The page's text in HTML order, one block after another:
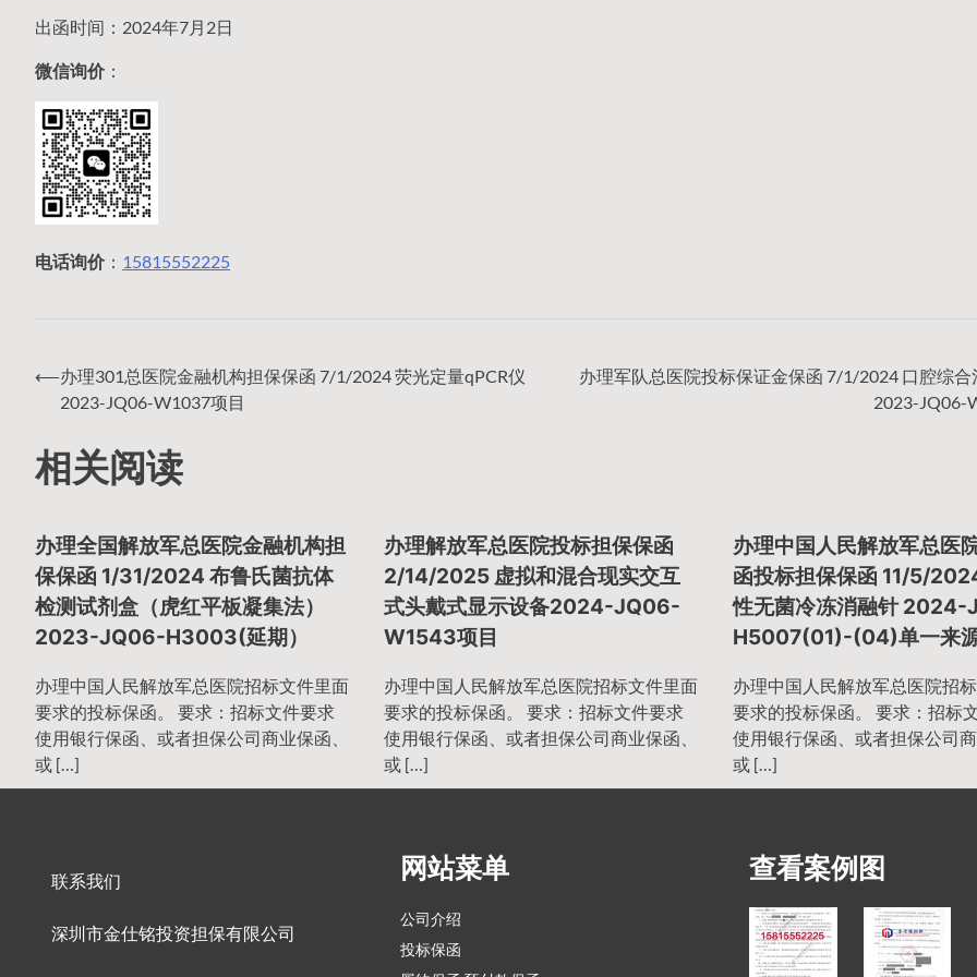
出函时间：2024年7月2日
微信询价：
电话询价： 15815552225
文
章
导
航
⟵办理301总医院金融机构担保保函 7/1/2024 荧光定量qPCR仪
2023-JQ06-W1037项目
办理军队总医院投标保证金保函 7/1/2024 口腔综合
2023-JQ06-
相关阅读
办理全国解放军总医院金融机构担
保保函 1/31/2024 布鲁氏菌抗体
检测试剂盒（虎红平板凝集法）
2023-JQ06-H3003(延期）
办理中国人民解放军总医院招标文件里面
要求的投标保函。 要求：招标文件要求
使用银行保函、或者担保公司商业保函、
或 […]
办理解放军总医院投标担保保函
2/14/2025 虚拟和混合现实交互
式头戴式显示设备2024-JQ06-
W1543项目
办理中国人民解放军总医院招标文件里面
要求的投标保函。 要求：招标文件要求
使用银行保函、或者担保公司商业保函、
或 […]
办理中国人民解放军总医
函投标担保保函 11/5/
性无菌冷冻消融针
H5007(01)-(04)单一来
办理中国人民解放军总医院招
要求的投标保函。 要求：招标
使用银行保函、或者担保公司商
或 […]
联系我们
深圳市金仕铭投资担保有限公司
网站菜单
公司介绍
投标保函
查看案例图